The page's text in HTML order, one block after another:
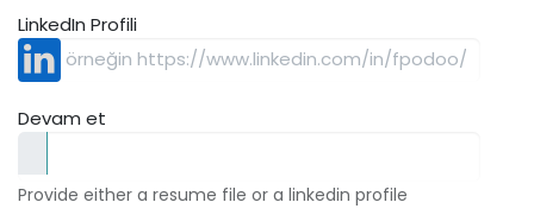
LinkedIn Profili
Devam et
Provide either a resume file or a linkedin profile